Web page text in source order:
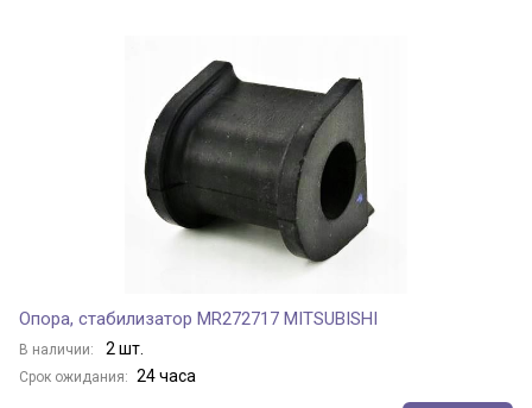
Опора, стабилизатор MR272717 MITSUBISHI
В наличии: 2 шт.
Срок ожидания: 24 часа